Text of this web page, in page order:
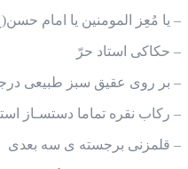
– یا مُعِز المومنین یا امام
– ️حکاکی استاد حرّ
– بر روی عقیق سبز طبیعی
– رکاب نقره تماما دستسـاز
– قلمزنی برجسته ی سه بعدی